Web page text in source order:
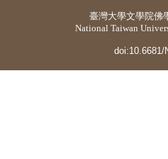
臺灣大學文學院佛
National Taiwan
doi:10.6681/